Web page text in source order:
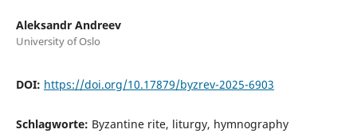
Aleksandr Andreev
University of Oslo
DOI: https://doi.org/10.17879/byzrev-2025-6903
Schlagworte: Byzantine rite, liturgy, hymnography